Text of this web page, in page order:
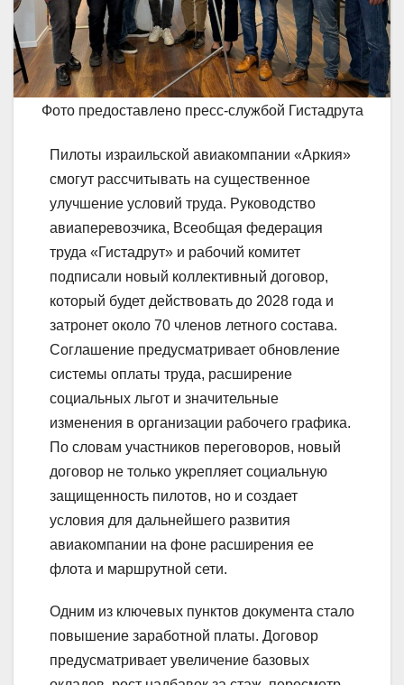
Фото предоставлено пресс-службой Гистадрута
Пилоты израильской авиакомпании «Аркия»
смогут рассчитывать на существенное
улучшение условий труда. Руководство
авиаперевозчика, Всеобщая федерация
труда «Гистадрут» и рабочий комитет
подписали новый коллективный договор,
который будет действовать до 2028 года и
затронет около 70 членов летного состава.
Соглашение предусматривает обновление
системы оплаты труда, расширение
социальных льгот и значительные
изменения в организации рабочего графика.
По словам участников переговоров, новый
договор не только укрепляет социальную
защищенность пилотов, но и создает
условия для дальнейшего развития
авиакомпании на фоне расширения ее
флота и маршрутной сети.
Одним из ключевых пунктов документа стало
повышение заработной платы. Договор
предусматривает увеличение базовых